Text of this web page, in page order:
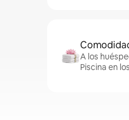
A los
Piscina en